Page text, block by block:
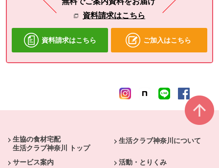
資料請求はこちら
資料請求はこちら ご加入はこちら
生協の食材宅配
生活クラブ神奈川 トップ
生活クラブ神奈川について
サービス案内 活動・とりくみ